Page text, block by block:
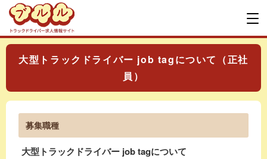
大型トラックドライバー job tagについて（正社
員）
募集職種
大型トラックドライバー job tagについて